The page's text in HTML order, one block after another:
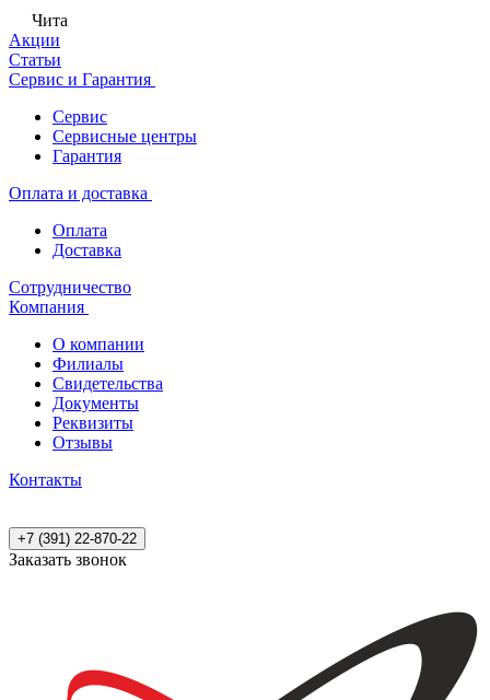
Чита
Акции
Статьи
Сервис и Гарантия
Сервис
Сервисные центры
Гарантия
Оплата и доставка
Оплата
Доставка
Сотрудничество
Компания
О компании
Филиалы
Свидетельства
Документы
Реквизиты
Отзывы
Контакты
+7 (391) 22-870-22
Заказать звонок